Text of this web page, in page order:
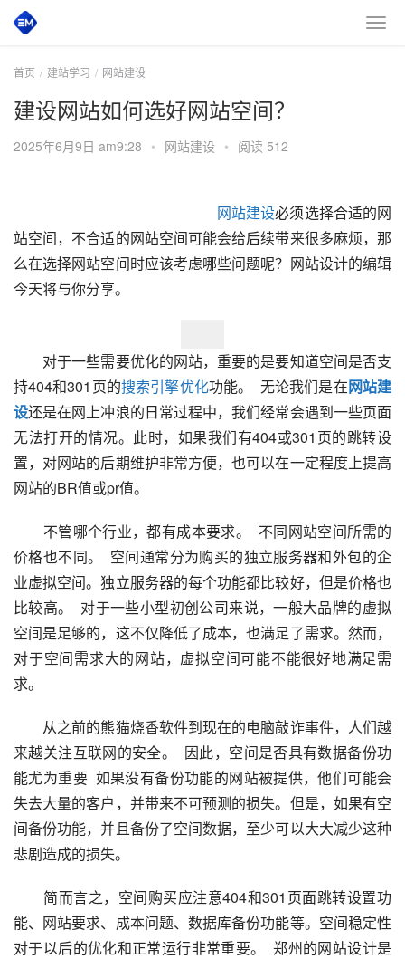
首页 建站学习 网站建设
建设网站如何选好网站空间？
2025年6月9日 am9:28 • 网站建设 • 阅读 512
网站建设必须选择合适的网
站空间，不合适的网站空间可能会给后续带来很多麻烦，那
么在选择网站空间时应该考虑哪些问题呢？网站设计的编辑
今天将与你分享。
对于一些需要优化的网站，重要的是要知道空间是否支
持404和301页的搜索引擎优化功能。  无论我们是在网站建
设还是在网上冲浪的日常过程中，我们经常会遇到一些页面
无法打开的情况。此时，如果我们有404或301页的跳转设
置，对网站的后期维护非常方便，也可以在一定程度上提高
网站的BR值或pr值。
不管哪个行业，都有成本要求。  不同网站空间所需的
价格也不同。  空间通常分为购买的独立服务器和外包的企
业虚拟空间。独立服务器的每个功能都比较好，但是价格也
比较高。  对于一些小型初创公司来说，一般大品牌的虚拟
空间是足够的，这不仅降低了成本，也满足了需求。然而，
对于空间需求大的网站，虚拟空间可能不能很好地满足需
求。
从之前的熊猫烧香软件到现在的电脑敲诈事件，人们越
来越关注互联网的安全。  因此，空间是否具有数据备份功
能尤为重要  如果没有备份功能的网站被提供，他们可能会
失去大量的客户，并带来不可预测的损失。但是，如果有空
间备份功能，并且备份了空间数据，至少可以大大减少这种
悲剧造成的损失。
简而言之，空间购买应注意404和301页面跳转设置功
能、网站要求、成本问题、数据库备份功能等。空间稳定性
对于以后的优化和正常运行非常重要。  郑州的网站设计是